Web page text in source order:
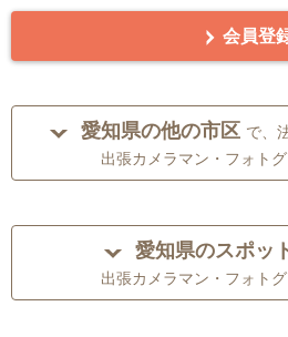
会員登
愛知県の他の市区 で、
出張カメラマン・フォト
愛知県のスポッ
出張カメラマン・フォト